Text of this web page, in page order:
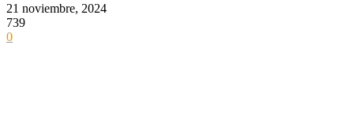
21 noviembre, 2024
739
0